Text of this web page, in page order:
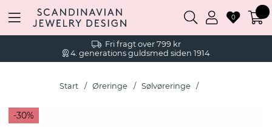
Fri fragt over 799 kr
4. generations guldsmed siden 1914
0
Start Øreringe Sølvøreringe
30